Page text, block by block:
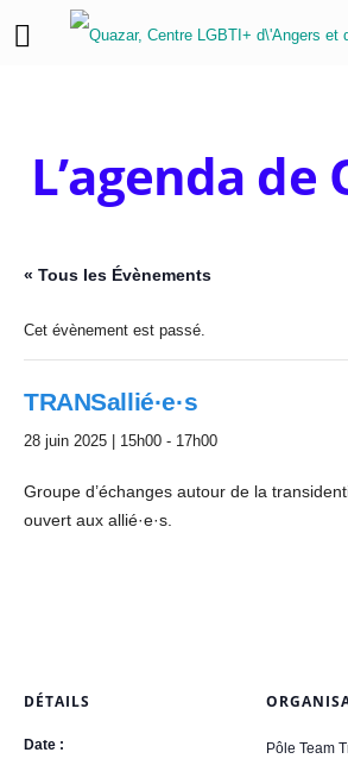
L’agenda de
« Tous les Évènements
Cet évènement est passé.
TRANSallié·e·s
28 juin 2025 | 15h00 - 17h00
Groupe d’échanges autour de la
ouvert aux allié·e·s.
DÉTAILS
Date :
Pôle Team